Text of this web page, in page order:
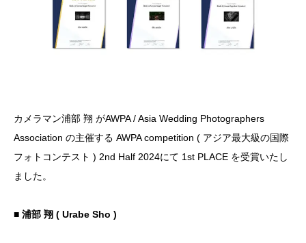
カメラマン浦部 翔 がAWPA / Asia Wedding Photographers
Association の主催する AWPA competition ( アジア最大級の国際
フォトコンテスト ) 2nd Half 2024にて 1st PLACE を受賞いたし
ました。
■ 浦部 翔 ( Urabe Sho )